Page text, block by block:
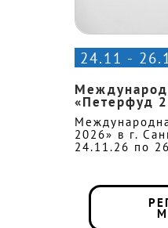
24.11 -
«Петерфуд
2026» в г.
24.11.26 по